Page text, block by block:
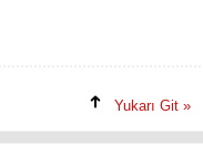
Yukarı Git »